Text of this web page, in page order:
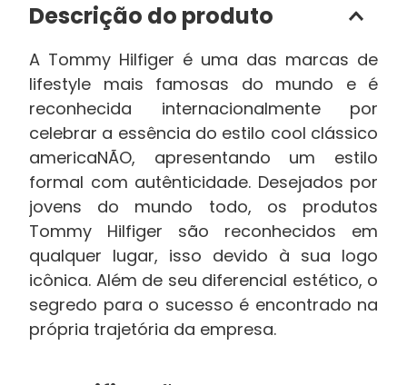
Descrição do produto
A Tommy Hilfiger é uma das marcas de
lifestyle mais famosas do mundo e é
reconhecida internacionalmente por
celebrar a essência do estilo cool clássico
americaNÃO, apresentando um estilo
formal com autênticidade. Desejados por
jovens do mundo todo, os produtos
Tommy Hilfiger são reconhecidos em
qualquer lugar, isso devido à sua logo
icônica. Além de seu diferencial estético, o
segredo para o sucesso é encontrado na
própria trajetória da empresa.